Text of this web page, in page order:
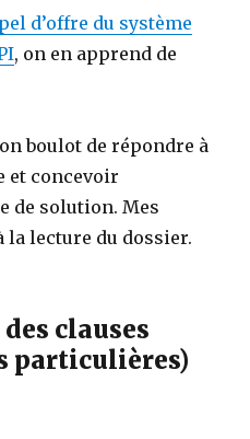
d’offre du système
, on en apprend de
boulot de répondre à
et concevoir
de solution. Mes
la lecture du dossier.
clauses
particulières)